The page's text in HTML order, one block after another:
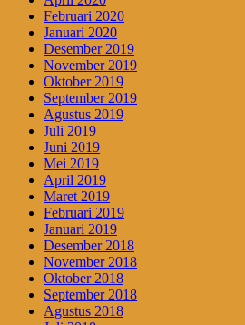
Februari 2020
Januari 2020
Desember 2019
November 2019
Oktober 2019
September 2019
Agustus 2019
Juli 2019
Juni 2019
Mei 2019
April 2019
Maret 2019
Februari 2019
Januari 2019
Desember 2018
November 2018
Oktober 2018
September 2018
Agustus 2018